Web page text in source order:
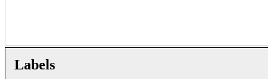
Labels